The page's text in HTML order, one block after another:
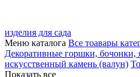
изделия для сада
Меню каталога Все тоавары
Декоративные горшки, бочонки,
искусственный камень (валун)
Показать все